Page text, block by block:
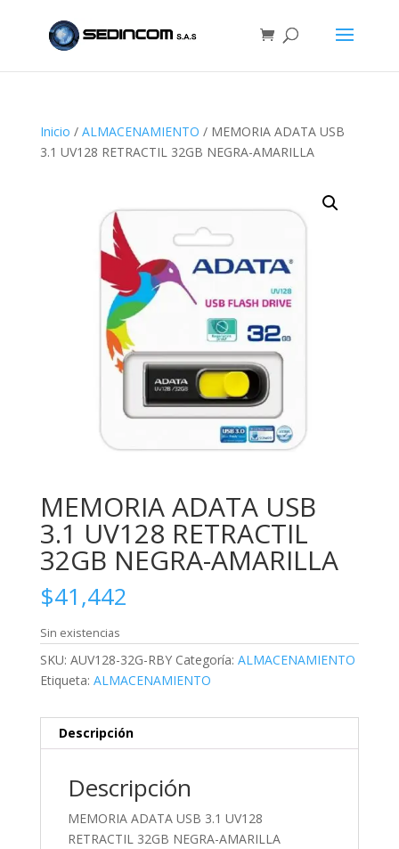
Inicio / ALMACENAMIENTO / MEMORIA ADATA USB
3.1 UV128 RETRACTIL 32GB NEGRA-AMARILLA
MEMORIA ADATA USB
3.1 UV128 RETRACTIL
32GB NEGRA-AMARILLA
$41,442
Sin existencias
SKU: AUV128-32G-RBY Categoría: ALMACENAMIENTO
Etiqueta: ALMACENAMIENTO
Descripción
Descripción
MEMORIA ADATA USB 3.1 UV128
RETRACTIL 32GB NEGRA-AMARILLA